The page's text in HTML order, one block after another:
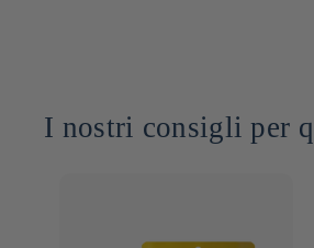
I nostri consigli per